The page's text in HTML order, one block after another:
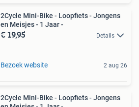
2Cycle Mini-Bike - Loopfiets - Jongens
en Meisjes - 1 Jaar -
€ 19,95 Details
Bezoek website 2 aug 26
2Cycle Mini-Bike - Loopfiets - Jongens